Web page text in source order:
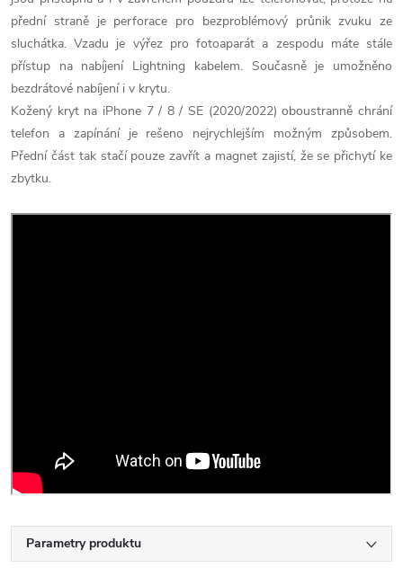
přední straně je perforace pro bezproblémový průnik zvuku ze
sluchátka. Vzadu je výřez pro fotoaparát a zespodu máte stále
přístup na nabíjení Lightning kabelem. Současně je umožněno
bezdrátové nabíjení i v krytu.
Kožený kryt na iPhone 7 / 8 / SE (2020/2022) oboustranně chrání
telefon a zapínání je rešeno nejrychlejším možným způsobem.
Přední část tak stačí pouze zavřít a magnet zajistí, že se přichytí ke
zbytku.
Parametry produktu